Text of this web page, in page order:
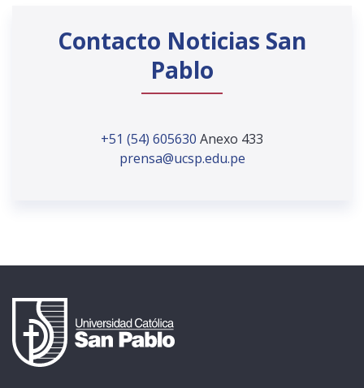
Contacto Noticias San
Pablo
+51 (54) 605630 Anexo 433
prensa@ucsp.edu.pe